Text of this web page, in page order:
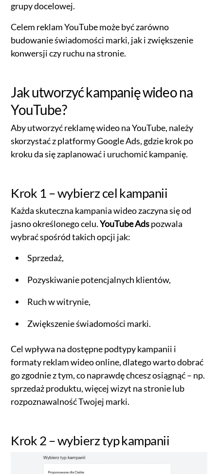
grupy docelowej.
Celem reklam YouTube może być zarówno
budowanie świadomości marki, jak i zwiększenie
konwersji czy ruchu na stronie.
Jak utworzyć kampanię wideo na
YouTube?
Aby utworzyć reklamę wideo na YouTube, należy
skorzystać z platformy Google Ads, gdzie krok po
kroku da się zaplanować i uruchomić kampanię.
Krok 1 – wybierz cel kampanii
Każda skuteczna kampania wideo zaczyna się od
jasno określonego celu.YouTube Adspozwala
wybrać spośród takich opcji jak:
Sprzedaż,
Pozyskiwanie potencjalnych klientów,
Ruch w witrynie,
Zwiększenie świadomości marki.
Cel wpływa na dostępne podtypy kampanii i
formaty reklam wideo online, dlatego warto dobrać
go zgodnie z tym, co naprawdę chcesz osiągnąć – np.
sprzedaż produktu, więcej wizyt na stronie lub
rozpoznawalność Twojej marki.
Krok 2 – wybierz typ kampanii